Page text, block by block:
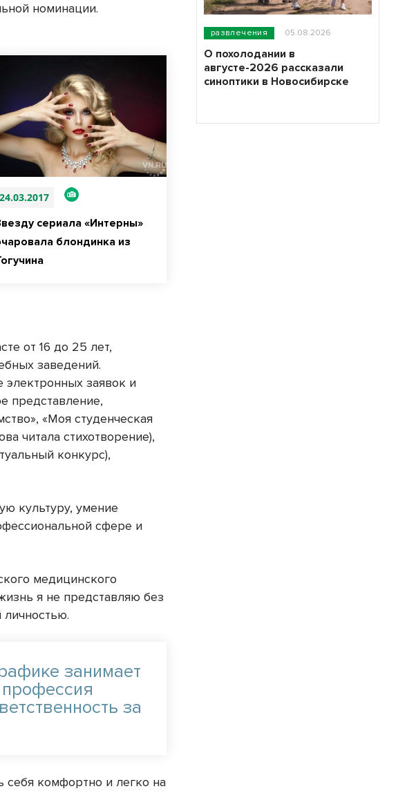
номинации.
24.03.2017
сериала «Интерны»
блондинка из
от 16 до 25 лет,
заведений.
электронных заявок и
представление,
«Моя студенческая
читала стихотворение),
конкурс),
культуру, умение
сфере и
медицинского
я не представляю без
личностью.
занимает
за
себя комфортно и легко на
развлечения 05.08.2026
О похолодании в
августе-2026 рассказали
синоптики в Новосибирске